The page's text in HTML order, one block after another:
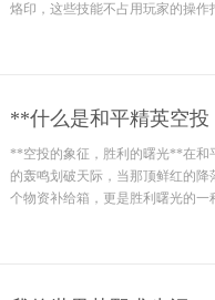
烙印，这些技能不占用玩家的操
**什么是和平精英空
**空投的象征，胜利的曙光**在和
的轰鸣划破天际，当那顶鲜红的
个物资补给箱，更是胜利曙光的一